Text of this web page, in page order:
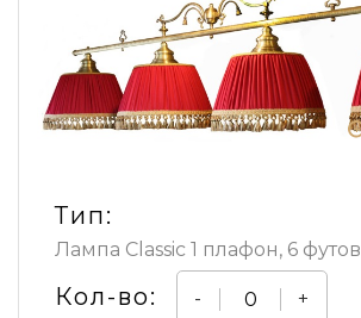
Тип:
Лампа Classic 1 плафон, 6 футов
Кол-во: - +